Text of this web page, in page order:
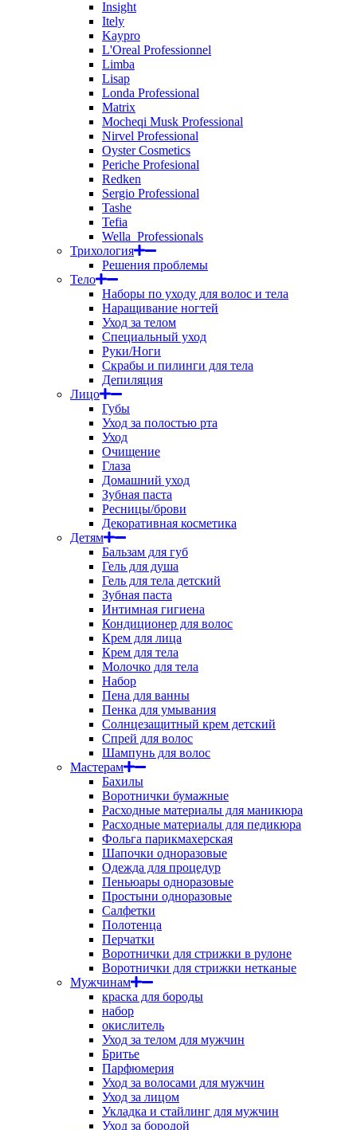
Insight
Itely
Kaypro
L'Oreal Professionnel
Limba
Lisap
Londa Professional
Matrix
Mocheqi Musk Professional
Nirvel Professional
Oyster Cosmetics
Periche Profesional
Redken
Sergio Professional
Tashe
Tefia
Wella_Professionals
Трихология
Решения проблемы
Тело
Наборы по уходу для волос и тела
Наращивание ногтей
Уход за телом
Специальный уход
Руки/Ноги
Скрабы и пилинги для тела
Депиляция
Лицо
Губы
Уход за полостью рта
Уход
Очищение
Глаза
Домашний уход
Зубная паста
Ресницы/брови
Декоративная косметика
Детям
Бальзам для губ
Гель для душа
Гель для тела детский
Зубная паста
Интимная гигиена
Кондиционер для волос
Крем для лица
Крем для тела
Молочко для тела
Набор
Пена для ванны
Пенка для умывания
Солнцезащитный крем детский
Спрей для волос
Шампунь для волос
Мастерам
Бахилы
Воротнички бумажные
Расходные материалы для маникюра
Расходные материалы для педикюра
Фольга парикмахерская
Шапочки одноразовые
Одежда для процедур
Пеньюары одноразовые
Простыни одноразовые
Салфетки
Полотенца
Перчатки
Воротнички для стрижки в рулоне
Воротнички для стрижки нетканые
Мужчинам
краска для бороды
набор
окислитель
Уход за телом для мужчин
Бритье
Парфюмерия
Уход за волосами для мужчин
Уход за лицом
Укладка и стайлинг для мужчин
Уход за бородой